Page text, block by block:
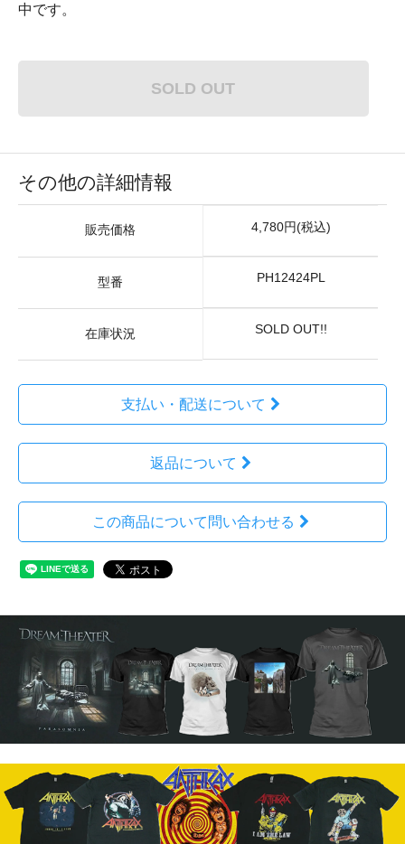
中です。
SOLD OUT
その他の詳細情報
販売価格 4,780円(税込)
型番 PH12424PL
在庫状況 SOLD OUT!!
支払い・配送について
返品について
この商品について問い合わせる